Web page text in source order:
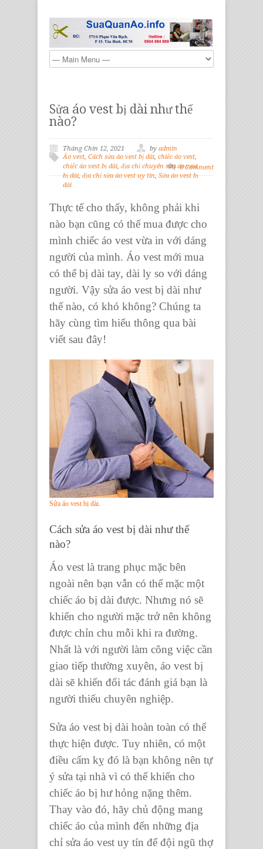
Sửa áo vest bị dài như thế
nào?
Tháng Chín 12, 2021 by admin
Áo vest, Cách sửa áo vest bị dài, chiếc áo vest,
chiếc áo vest bị dài, địa chỉ chuyên sửa áo vest
bị dài, địa chỉ sửa áo vest uy tín, Sửa áo vest bị
dài
0 Comment
Thực tế cho thấy, không phải khi
nào bạn cũng có thể mua được cho
mình chiếc áo vest vừa in với dáng
người của mình. Áo vest mới mua
có thể bị dài tay, dài ly so với dáng
người. Vậy sửa áo vest bị dài như
thế nào, có khó không? Chúng ta
hãy cùng tìm hiểu thông qua bài
viết sau đây!
Sửa áo vest bị dài.
Cách sửa áo vest bị dài như thế
nào?
Áo vest là trang phục mặc bên
ngoài nên bạn vẫn có thể mặc một
chiếc áo bị dài được. Nhưng nó sẽ
khiến cho người mặc trở nên không
được chỉn chu mỗi khi ra đường.
Nhất là với người làm công việc cần
giao tiếp thường xuyên, áo vest bị
dài sẽ khiến đối tác đánh giá bạn là
người thiếu chuyên nghiệp.
Sửa áo vest bị dài hoàn toàn có thể
thực hiện được. Tuy nhiên, có một
điều cấm kỵ đó là bạn không nên tự
ý sửa tại nhà vì có thể khiến cho
chiếc áo bị hư hỏng nặng thêm.
Thay vào đó, hãy chủ động mang
chiếc áo của mình đến những địa
chỉ sửa áo vest uy tín để đội ngũ thợ